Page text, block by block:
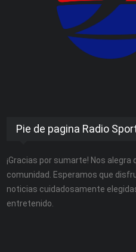
Pie de pagina Radio
¡Gracias por sumarte! Nos
comunidad. Esperamos que
noticias cuidadosamente
entretenido.